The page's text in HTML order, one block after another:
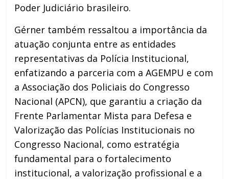
Poder Judiciário brasileiro.
Gérner também ressaltou a importância da
atuação conjunta entre as entidades
representativas da Polícia Institucional,
enfatizando a parceria com a AGEMPU e com
a Associação dos Policiais do Congresso
Nacional (APCN), que garantiu a criação da
Frente Parlamentar Mista para Defesa e
Valorização das Polícias Institucionais no
Congresso Nacional, como estratégia
fundamental para o fortalecimento
institucional, a valorização profissional e a